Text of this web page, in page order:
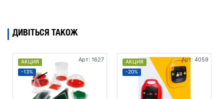
ДИВІТЬСЯ ТАКОЖ
АКЦИЯ
-13%
Арт: 1627
АКЦИЯ
-20%
Арт: 4059